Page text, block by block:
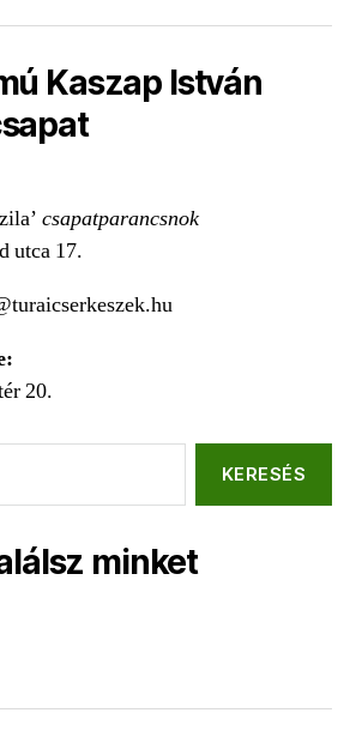
Kaszap István
csapatparancsnok
utca 17.
20.
minket